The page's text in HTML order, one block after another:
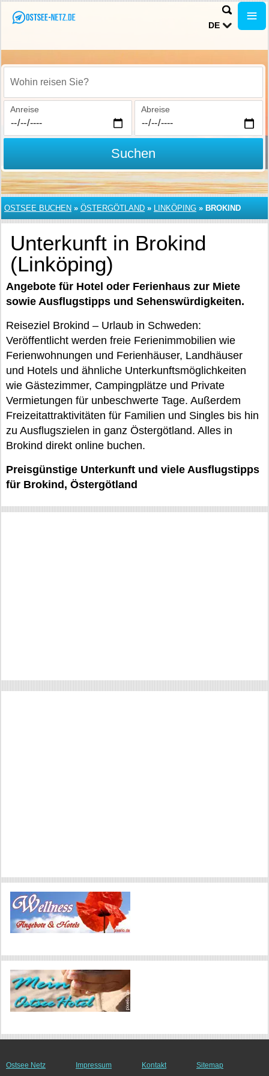
DE
Wohin reisen Sie?
Anreise Abreise
Suchen
OSTSEE BUCHEN » ÖSTERGÖTLAND » LINKÖPING » BROKIND
Unterkunft in Brokind
(Linköping)
Angebote für Hotel oder Ferienhaus zur Miete
sowie Ausflugstipps und Sehenswürdigkeiten.
Reiseziel Brokind – Urlaub in Schweden:
Veröffentlicht werden freie Ferienimmobilien wie
Ferienwohnungen und Ferienhäuser, Landhäuser
und Hotels und ähnliche Unterkunftsmöglichkeiten
wie Gästezimmer, Campingplätze und Private
Vermietungen für unbeschwerte Tage. Außerdem
Freizeitattraktivitäten für Familien und Singles bis hin
zu Ausflugszielen in ganz Östergötland. Alles in
Brokind direkt online buchen.
Preisgünstige Unterkunft und viele Ausflugstipps
für Brokind, Östergötland
Ostsee Netz Impressum Kontakt Sitemap